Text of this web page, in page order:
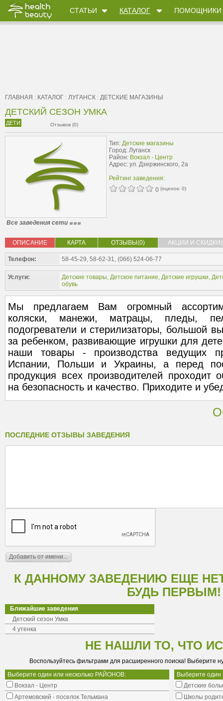
СТАТЬИ КАТАЛОГ ПОМОЩНИКИ
ГЛАВНАЯ : КАТАЛОГ : ЛУГАНСК : ДЕТСКИЕ МАГАЗИНЫ
ДЕТСКИЙ СЕЗОН УМКА
ДЕТИ Отзывов (0)
Тип: Детские магазины
Город: Луганск
Район: Вокзал - Центр
Адрес: ул. Дзержинского, 2а
Рейтинг заведения:
0 (оценок: 0)
Все заведения сети
ОПИСАНИЕ КАРТА ОТЗЫВЫ(0) АКЦИИ И
Телефон: 58-45-29, 58-62-31, (066) 524-06-77
Услуги: Детские товары, Детское питание, Детские игрушки,
обувь
Мы предлагаем Вам огромный
коляски, манежи, матрацы, пледы,
подогреватели и стерилизаторы, большой
за ребенком, развивающие игрушки для
наши товары - производства ведущих
Испании, Польши и Украины, а перед
продукция всех производителей проходит
на безопасность и качество. Приходите и
ПОСЛЕДНИЕ ОТЗЫВЫ ЗАВЕДЕНИЯ
К ДАННОМУ ЗАВЕДЕНИЮ ЕЩЕ
БУДЬ ПЕРВЫМ!
Ближайшие заведения
Детский сезон Умка
4 утенка
НЕ НАШЛИ ТО, ЧТО
Воспользуйтесь фильтрами для расширенного поиска! Выберите
Выберите один или несколько РАЙОНОВ:
Вокзал - Центр
Артемовский - поселок Тельмана
Выберите
Детские
Школы